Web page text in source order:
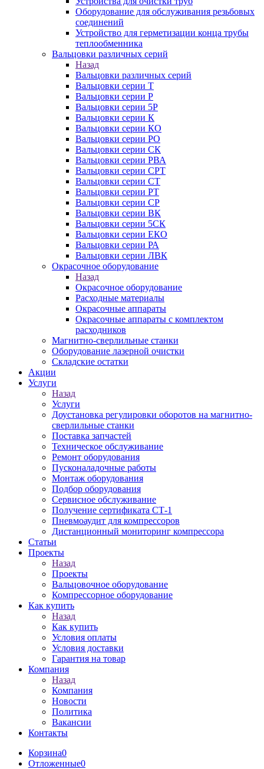
Оборудование для обслуживания резьбовых
соединений
Устройство для герметизации конца трубы
теплообменника
Вальцовки различных серий
Назад
Вальцовки различных серий
Вальцовки серии Т
Вальцовки серии Р
Вальцовки серии 5Р
Вальцовки серии К
Вальцовки серии КО
Вальцовки серии РО
Вальцовки серии СК
Вальцовки серии РВА
Вальцовки серии СРТ
Вальцовки серии СТ
Вальцовки серии РТ
Вальцовки серии СР
Вальцовки серии ВК
Вальцовки серии 5СК
Вальцовки серии ЕКО
Вальцовки серии РА
Вальцовки серии ЛВК
Окрасочное оборудование
Назад
Окрасочное оборудование
Расходные материалы
Окрасочные аппараты
Окрасочные аппараты с комплектом
расходников
Магнитно-сверлильные станки
Оборудование лазерной очистки
Складские остатки
Акции
Услуги
Назад
Услуги
Доустановка регулировки оборотов на магнитно-
сверлильные станки
Поставка запчастей
Техническое обслуживание
Ремонт оборудования
Пусконаладочные работы
Монтаж оборудования
Подбор оборудования
Сервисное обслуживание
Получение сертификата СТ-1
Пневмоаудит для компрессоров
Дистанционный мониторинг компрессора
Статьи
Проекты
Назад
Проекты
Вальцовочное оборудование
Компрессорное оборудование
Как купить
Назад
Как купить
Условия оплаты
Условия доставки
Гарантия на товар
Компания
Назад
Компания
Новости
Политика
Вакансии
Контакты
Корзина0
Отложенные0